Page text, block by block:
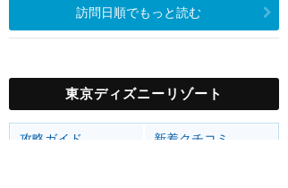
訪問日順でもっと読む
東京ディズニーリゾート
攻略ガイド
新着クチコミ